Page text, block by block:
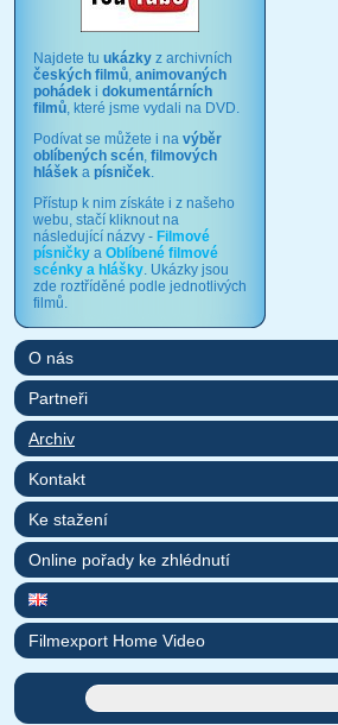
Najdete tu ukázky z archivních
českých filmů, animovaných
pohádek i dokumentárních
filmů, které jsme vydali na DVD.
Podívat se můžete i na výběr
oblíbených scén, filmových
hlášek a písniček.
Přístup k nim získáte i z našeho
webu, stačí kliknout na
následující názvy - Filmové
písničky a Oblíbené filmové
scénky a hlášky. Ukázky jsou
zde roztříděné podle jednotlivých
filmů.
O nás
Partneři
Archiv
Kontakt
Ke stažení
Online pořady ke zhlédnutí
Filmexport Home Video